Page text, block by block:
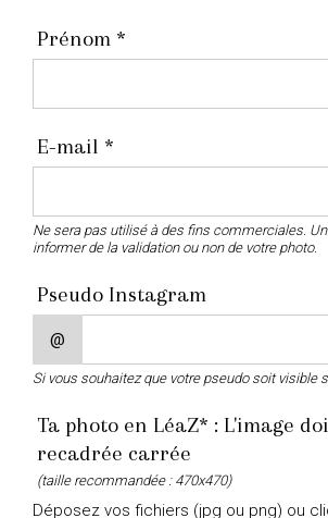
Prénom *
E-mail *
Ne sera pas utilisé à des fins commerciales.
informer de la validation ou non de votre photo.
Pseudo Instagram
@
Si vous souhaitez que votre pseudo soit visible
Ta photo en LéaZ* : L'image
recadrée carrée
(taille recommandée : 470x470)
Déposez vos fichiers (jpg ou png) ou